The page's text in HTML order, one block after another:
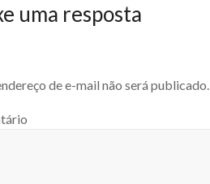
uma resposta
de e-mail não será publicado.